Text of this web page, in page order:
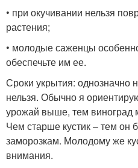
• при окучивании нельзя
растения;
• молодые саженцы
обеспечьте им ее.
Сроки укрытия: однозначно
нельзя. Обычно я
урожай выше, тем виноград
Чем старше кустик – тем он
заморозкам. Молодому же
внимания.